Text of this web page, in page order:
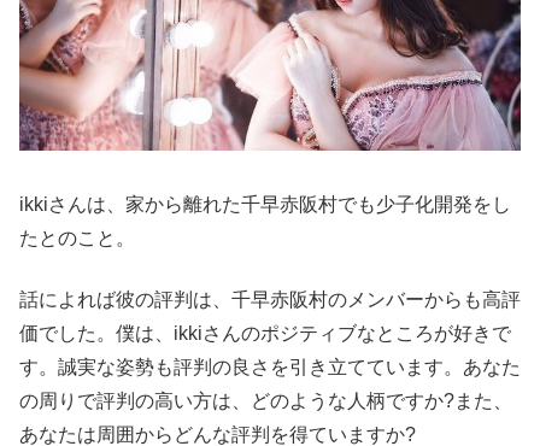
ikkiさんは、家から離れた千早赤阪村でも少子化開発をし
たとのこと。
話によれば彼の評判は、千早赤阪村のメンバーからも高評
価でした。僕は、ikkiさんのポジティブなところが好きで
す。誠実な姿勢も評判の良さを引き立てています。あなた
の周りで評判の高い方は、どのような人柄ですか?また、
あなたは周囲からどんな評判を得ていますか?